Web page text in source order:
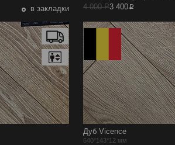
в закладки 4 000 Р3 400p
Дуб Vicence
640*143*12 мм